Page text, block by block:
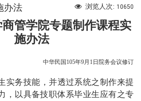
浏览人次: 10650
办法
管学院专题制作课程实
施办法
中华民国105年9月1 日院务会议修订
实务技能，并透过系统之制作来提
，以具备技职体系毕业生应有之专